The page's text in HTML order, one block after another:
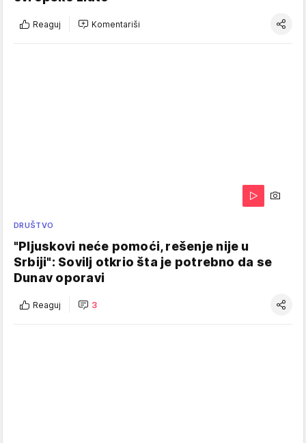
Reaguj Komentariši
DRUŠTVO
"Pljuskovi neće pomoći, rešenje nije u
Srbiji": Sovilj otkrio šta je potrebno da se
Dunav oporavi
Reaguj 3